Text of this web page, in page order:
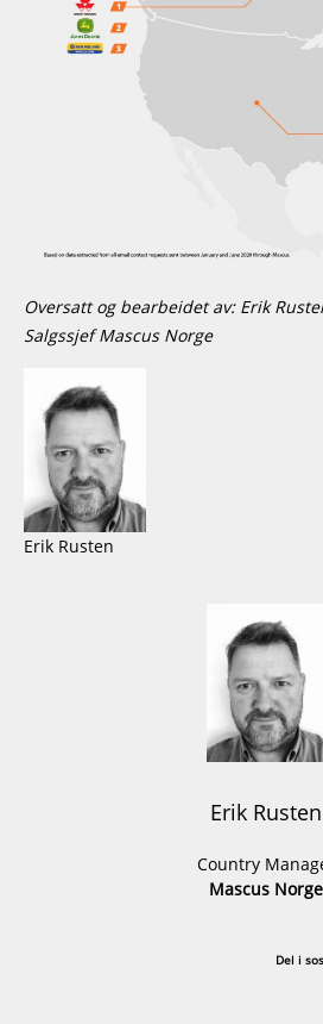
Oversatt og bearbeidet av: Erik
Salgssjef Mascus Norge
Erik Rusten
Erik Rusten
Country
Mascus Norge
Del i